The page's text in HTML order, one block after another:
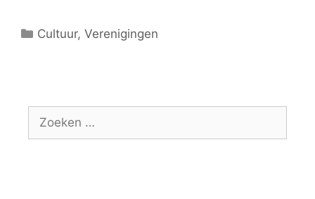
C
g
o
r
Cultuur,Verenigingen